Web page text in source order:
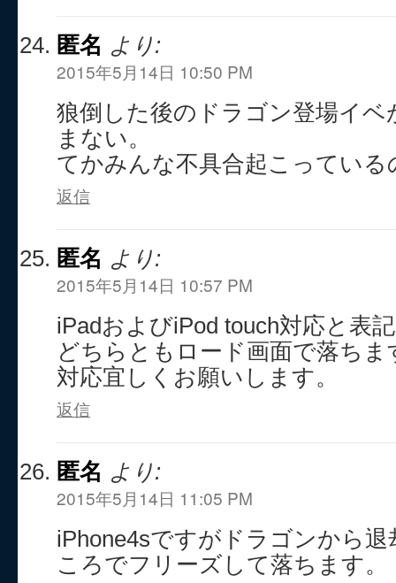
匿名 より:
2015年5月14日 10:50 PM
狼倒した後のドラゴン登場イベ
まない。
てかみんな不具合起こっている
返信
匿名 より:
2015年5月14日 10:57 PM
iPadおよびiPod touch対応と表
どちらともロード画面で落ちま
対応宜しくお願いします。
返信
匿名 より:
2015年5月14日 11:05 PM
iPhone4sですがドラゴンから
ころでフリーズして落ちます。